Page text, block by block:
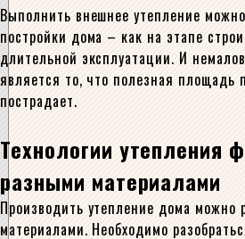
Выполнить внешнее утепление
постройки дома – как на этапе
длительной эксплуатации. И
является то, что полезная площадь
пострадает.
Технологии утепления
разными материалами
Производить утепление дома можно
материалами. Необходимо